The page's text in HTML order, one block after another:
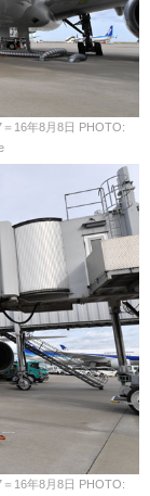
16年8月8日 PHOTO:
16年8月8日 PHOTO: